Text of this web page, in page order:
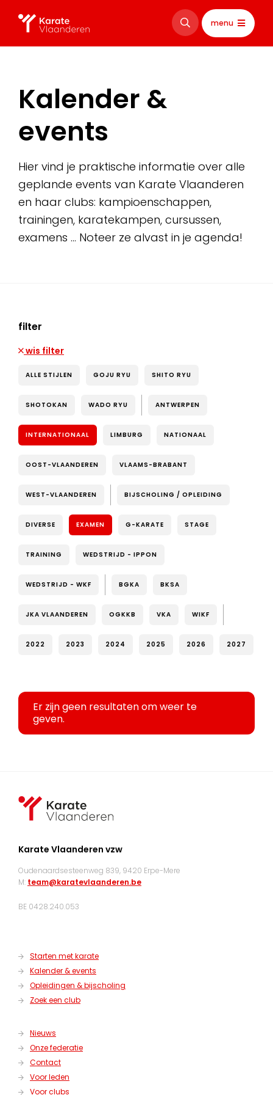
menu
Kalender &
events
Hier vind je praktische informatie over alle
geplande events van Karate Vlaanderen
en haar clubs: kampioenschappen,
trainingen, karatekampen, cursussen,
examens … Noteer ze alvast in je agenda!
filter
wis filter
ALLE STIJLEN GOJU RYU SHITO RYU
SHOTOKAN WADO RYU ANTWERPEN
INTERNATIONAAL LIMBURG NATIONAAL
OOST-VLAANDEREN VLAAMS-BRABANT
WEST-VLAANDEREN BIJSCHOLING / OPLEIDING
DIVERSE EXAMEN G-KARATE STAGE
TRAINING WEDSTRIJD - IPPON
WEDSTRIJD - WKF BGKA BKSA
JKA VLAANDEREN OGKKB VKA WIKF
2022 2023 2024 2025 2026 2027
Er zijn geen resultaten om weer te
geven.
Karate Vlaanderen vzw
Oudenaardsesteenweg 839, 9420 Erpe-Mere
M: team@karatevlaanderen.be
BE 0428.240.053
Starten met karate
Kalender & events
Opleidingen & bijscholing
Zoek een club
Nieuws
Onze federatie
Contact
Voor leden
Voor clubs